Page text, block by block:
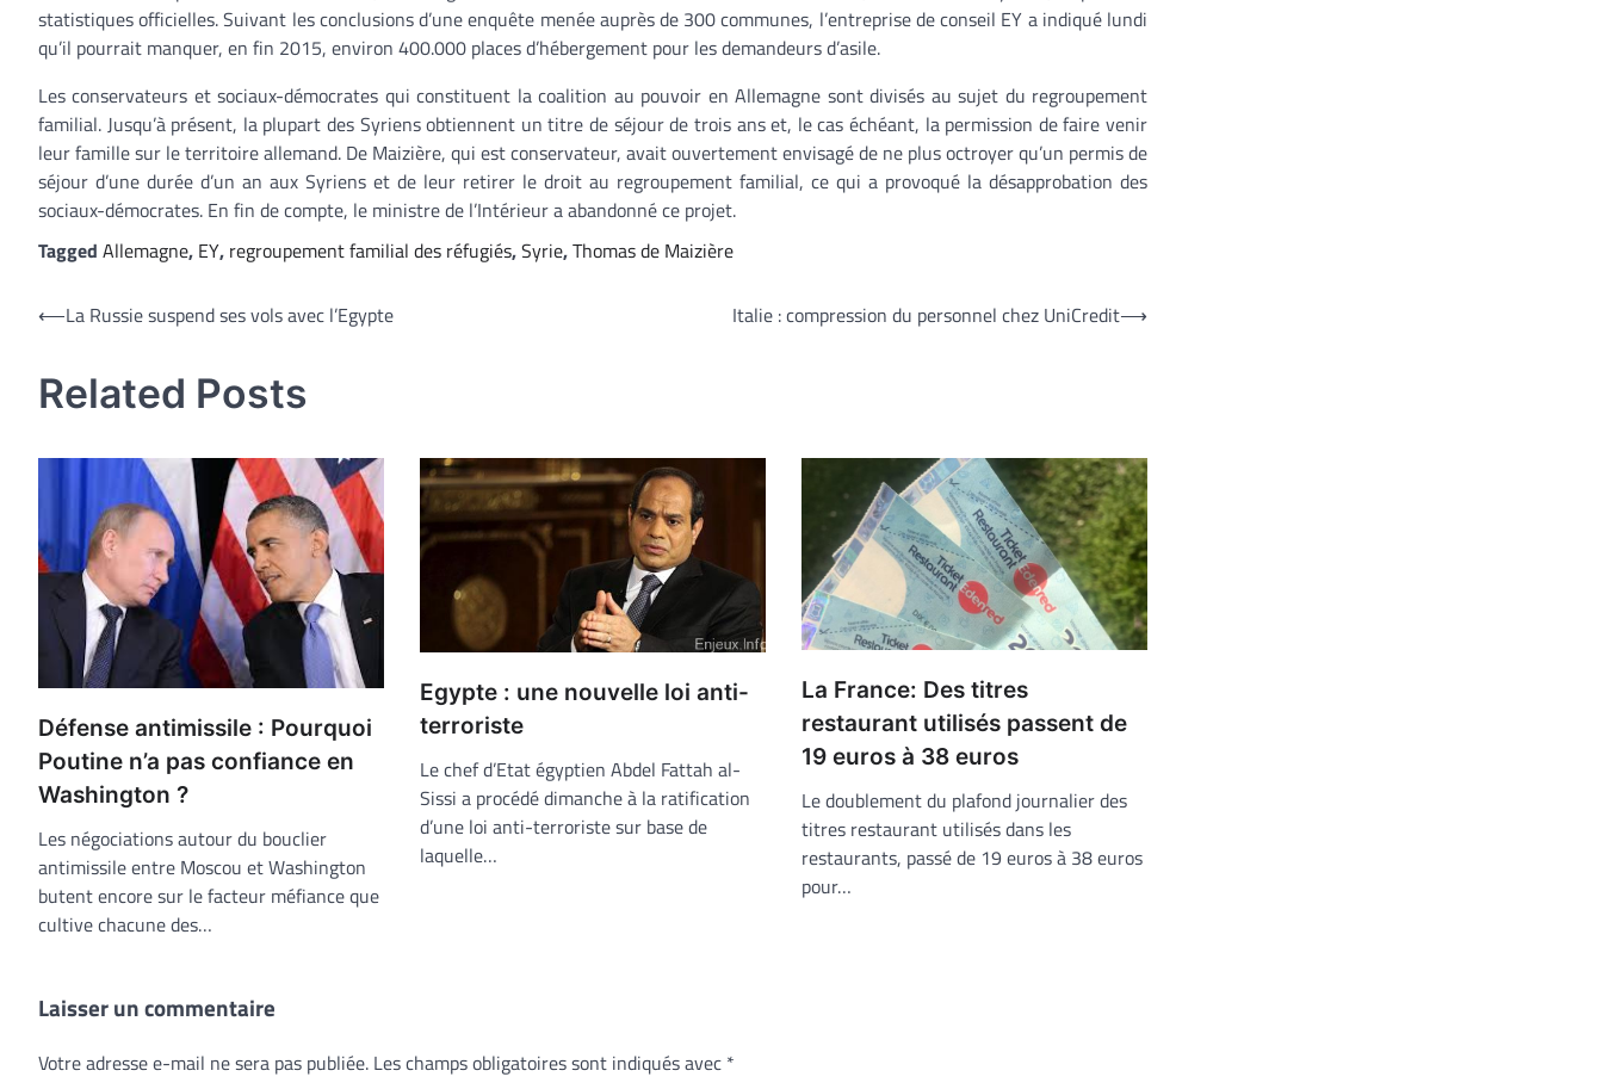
statistiques officielles. Suivant les conclusions d’une enquête menée auprès de 300 communes, l’entreprise de conseil EY a indiqué lundi
qu’il pourrait manquer, en fin 2015, environ 400.000 places d’hébergement pour les demandeurs d’asile.
Les conservateurs et sociaux-démocrates qui constituent la coalition au pouvoir en Allemagne sont divisés au sujet du regroupement
familial. Jusqu’à présent, la plupart des Syriens obtiennent un titre de séjour de trois ans et, le cas échéant, la permission de faire venir
leur famille sur le territoire allemand. De Maizière, qui est conservateur, avait ouvertement envisagé de ne plus octroyer qu’un permis de
séjour d’une durée d’un an aux Syriens et de leur retirer le droit au regroupement familial, ce qui a provoqué la désapprobation des
sociaux-démocrates. En fin de compte, le ministre de l’Intérieur a abandonné ce projet.
Tagged Allemagne, EY, regroupement familial des réfugiés,Syrie,Thomas de Maizière
Navigation
l’article
⟵La Russie suspend ses vols avec l’Egypte Italie : compression du personnel chez UniCredit⟶
Related Posts
Défense antimissile : Pourquoi
Poutine n’a pas confiance en
Washington ?
Les négociations autour du bouclier
antimissile entre Moscou et Washington
butent encore sur le facteur méfiance que
cultive chacune des…
Egypte : une nouvelle loi anti-
terroriste
Le chef d’Etat égyptien Abdel Fattah al-
Sissi a procédé dimanche à la ratification
d’une loi anti-terroriste sur base de
laquelle…
La France: Des titres
restaurant utilisés passent de
19 euros à 38 euros
Le doublement du plafond journalier des
titres restaurant utilisés dans les
restaurants, passé de 19 euros à 38 euros
pour…
Laisser un commentaire
Votre adresse e-mail ne sera pas publiée. Les champs obligatoires sont indiqués avec *